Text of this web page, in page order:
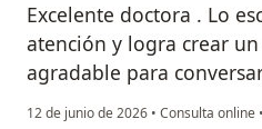
Excelente doctora . Lo
atención y logra crear
agradable para
12 de junio de 2026 • Consulta online •